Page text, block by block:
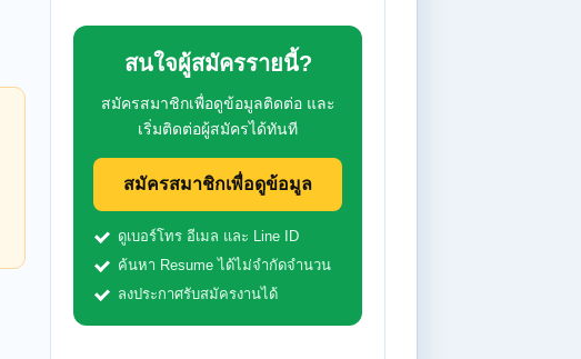
สนใจผู้สมัครรายนี้?
สมัครสมาชิกเพื่อดูข้อมูลติดต่อ และ
เริ่มติดต่อผู้สมัครได้ทันที
สมัครสมาชิกเพื่อดูข้อมูล
ดูเบอร์โทร อีเมล และ Line ID
ค้นหา Resume ได้ไม่จำกัดจำนวน
ลงประกาศรับสมัครงานได้